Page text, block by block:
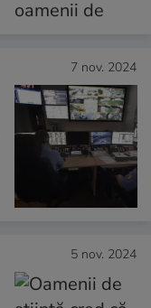
7 nov. 2024
5 nov. 2024